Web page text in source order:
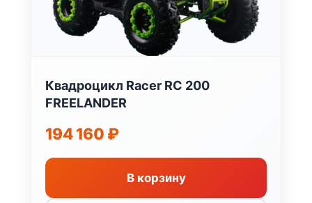
Квадроцикл Racer RC 200
FREELANDER
194 160 ₽
В корзину